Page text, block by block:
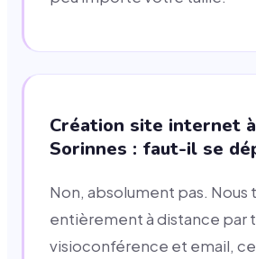
Création site internet à
Sorinnes : faut-il se
Non, absolument pas. Nous
entièrement à distance par
visioconférence et email,